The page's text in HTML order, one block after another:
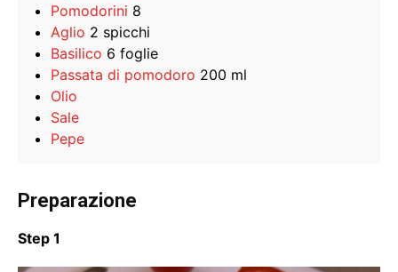
Pomodorini 8
Aglio 2 spicchi
Basilico 6 foglie
Passata di pomodoro 200 ml
Olio
Sale
Pepe
Preparazione
Step 1